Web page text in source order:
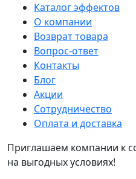
Каталог эффектов
О компании
Возврат товара
Вопрос-ответ
Контакты
Блог
Акции
Сотрудничество
Оплата и доставка
Приглашаем компании к
на выгодных условиях!